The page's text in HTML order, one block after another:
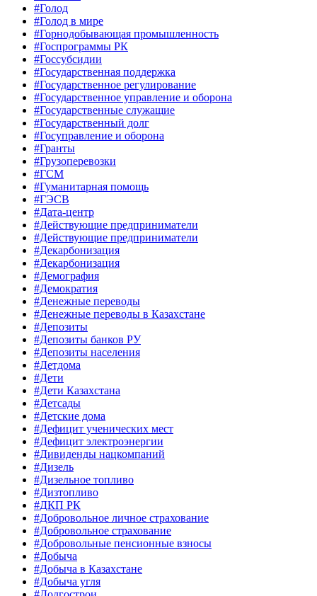
#Голод
#Голод в мире
#Горнодобывающая промышленность
#Госпрограммы РК
#Госсубсидии
#Государственная поддержка
#Государственное регулирование
#Государственное управление и оборона
#Государственные служащие
#Государственный долг
#Госуправление и оборона
#Гранты
#Грузоперевозки
#ГСМ
#Гуманитарная помощь
#ГЭСВ
#Дата-центр
#Действующие предприниматели
#Действующие предприниматели
#Декарбонизация
#Декарбонизация
#Демография
#Демократия
#Денежные переводы
#Денежные переводы в Казахстане
#Депозиты
#Депозиты банков РУ
#Депозиты населения
#Детдома
#Дети
#Дети Казахстана
#Детсады
#Детские дома
#Дефицит ученических мест
#Дефицит электроэнергии
#Дивиденды нацкомпаний
#Дизель
#Дизельное топливо
#Дизтопливо
#ДКП РК
#Добровольное личное страхование
#Добровольное страхование
#Добровольные пенсионные взносы
#Добыча
#Добыча в Казахстане
#Добыча угля